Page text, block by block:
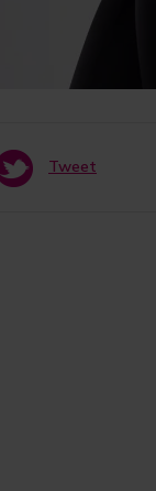
Tweet